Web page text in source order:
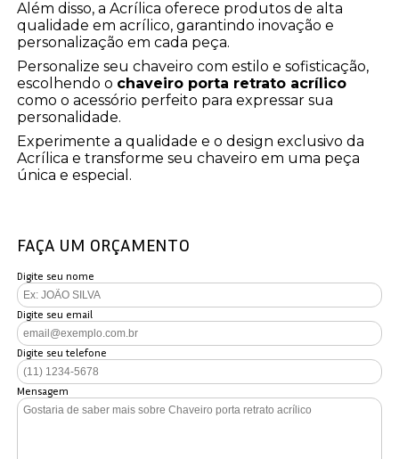
Além disso, a Acrílica oferece produtos de alta
qualidade em acrílico, garantindo inovação e
personalização em cada peça.
Personalize seu chaveiro com estilo e sofisticação,
escolhendo o chaveiro porta retrato acrílico
como o acessório perfeito para expressar sua
personalidade.
Experimente a qualidade e o design exclusivo da
Acrílica e transforme seu chaveiro em uma peça
única e especial.
FAÇA UM ORÇAMENTO
Digite seu nome
Digite seu email
Digite seu telefone
Mensagem